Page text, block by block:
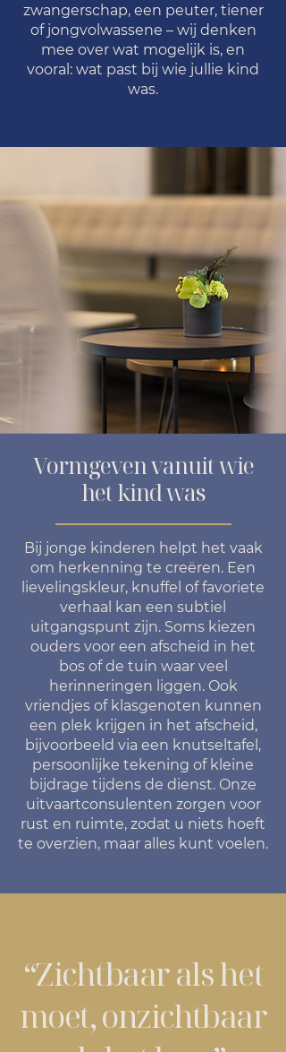
zwangerschap, een peuter, tiener
of jongvolwassene – wij denken
mee over wat mogelijk is, en
vooral: wat past bij wie jullie kind
was.
Vormgeven vanuit wie
het kind was
Bij jonge kinderen helpt het vaak
om herkenning te creëren. Een
lievelingskleur, knuffel of favoriete
verhaal kan een subtiel
uitgangspunt zijn. Soms kiezen
ouders voor een afscheid in het
bos of de tuin waar veel
herinneringen liggen. Ook
vriendjes of klasgenoten kunnen
een plek krijgen in het afscheid,
bijvoorbeeld via een knutseltafel,
persoonlijke tekening of kleine
bijdrage tijdens de dienst. Onze
uitvaartconsulenten zorgen voor
rust en ruimte, zodat u niets hoeft
te overzien, maar alles kunt voelen.
“Zichtbaar als het
moet, onzichtbaar